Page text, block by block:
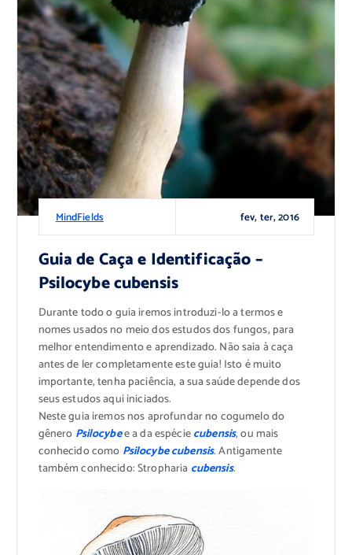
MindFields fev, ter, 2016
Guia de Caça e Identificação –
Psilocybe cubensis
Durante todo o guia iremos introduzi-lo a termos e
nomes usados no meio dos estudos dos fungos, para
melhor entendimento e aprendizado. Não saia à caça
antes de ler completamente este guia! Isto é muito
importante, tenha paciência, a sua saúde depende dos
seus estudos aqui iniciados.
Neste guia iremos nos aprofundar no cogumelo do
gênero Psilocybee a da espéciecubensis, ou mais
conhecido como Psilocybe cubensis. Antigamente
também conhecido: Stropharia cubensis.